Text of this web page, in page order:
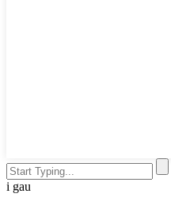
i gau